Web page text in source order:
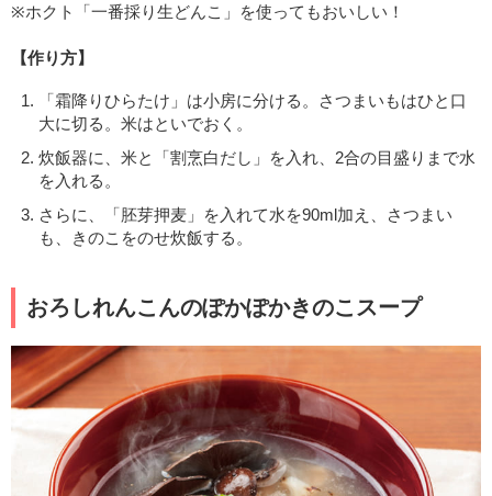
※ホクト「一番採り生どんこ」を使ってもおいしい！
【作り方】
「霜降りひらたけ」は小房に分ける。さつまいもはひと口
大に切る。米はといでおく。
炊飯器に、米と「割烹白だし」を入れ、2合の目盛りまで水
を入れる。
さらに、「胚芽押麦」を入れて水を90ml加え、さつまい
も、きのこをのせ炊飯する。
おろしれんこんのぽかぽかきのこスープ